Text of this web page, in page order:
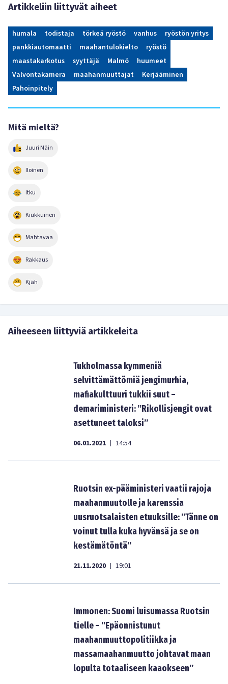
Artikkeliin liittyvät aiheet
humala todistaja törkeä ryöstö vanhus
ryöstön yritys
pankkiautomaatti
maahantulokielto
ryöstö
maastakarkotus
syyttäjä Malmö
huumeet
Valvontakamera
maahanmuuttajat
Kerjääminen
Pahoinpitely
Mitä mieltä?
Juuri Näin
Iloinen
Itku
Kiukkuinen
Mahtavaa
Rakkaus
Kjäh
Aiheeseen liittyviä artikkeleita
Tukholmassa kymmeniä
selvittämättömiä jengimurhia,
mafiakulttuuri tukkii suut –
demariministeri: ”Rikollisjengit ovat
asettuneet taloksi”
06.01.2021 | 14:54
Ruotsin ex-pääministeri vaatii rajoja
maahanmuutolle ja karenssia
uusruotsalaisten etuuksille: ”Tänne on
voinut tulla kuka hyvänsä ja se on
kestämätöntä”
21.11.2020 | 19:01
Immonen: Suomi luisumassa Ruotsin
tielle – ”Epäonnistunut
maahanmuuttopolitiikka ja
massamaahanmuutto johtavat maan
lopulta totaaliseen kaaokseen”